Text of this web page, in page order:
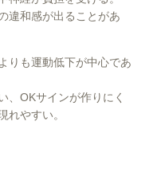
違和感が出ることがあ
りも運動低下が中心であ
、OKサインが作りにく
れやすい。